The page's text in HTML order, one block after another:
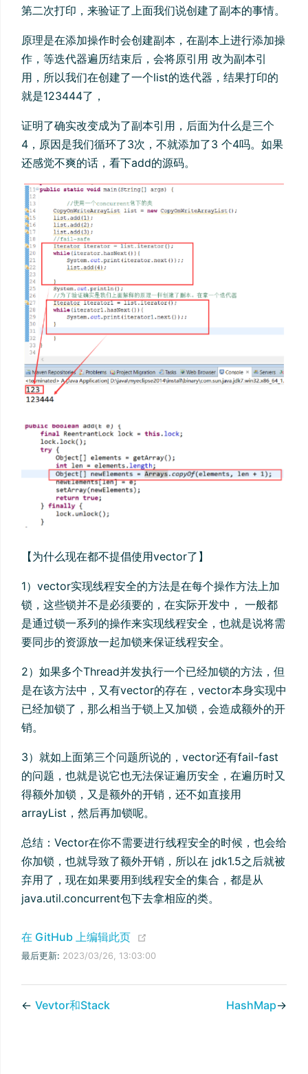
第二次打印，来验证了上面我们说创建了副本的事情。
原理是在添加操作时会创建副本，在副本上进行添加操
作，等迭代器遍历结束后，会将原引用 改为副本引
用，所以我们在创建了一个list的迭代器，结果打印的
就是123444了，
证明了确实改变成为了副本引用，后面为什么是三个
4，原因是我们循环了3次，不就添加了3 个4吗。如果
还感觉不爽的话，看下add的源码。
【为什么现在都不提倡使用vector了】
1）vector实现线程安全的方法是在每个操作方法上加
锁，这些锁并不是必须要的，在实际开发中， 一般都
是通过锁一系列的操作来实现线程安全，也就是说将需
要同步的资源放一起加锁来保证线程安全。
2）如果多个Thread并发执行一个已经加锁的方法，但
是在该方法中，又有vector的存在，vector本身实现中
已经加锁了，那么相当于锁上又加锁，会造成额外的开
销。
3）就如上面第三个问题所说的，vector还有fail-fast
的问题，也就是说它也无法保证遍历安全，在遍历时又
得额外加锁，又是额外的开销，还不如直接用
arrayList，然后再加锁呢。
总结：Vector在你不需要进行线程安全的时候，也会给
你加锁，也就导致了额外开销，所以在 jdk1.5之后就被
弃用了，现在如果要用到线程安全的集合，都是从
java.util.concurrent包下去拿相应的类。
在 GitHub 上编辑此页
最后更新: 2023/03/26, 13:03:00
← Vevtor和Stack HashMap→